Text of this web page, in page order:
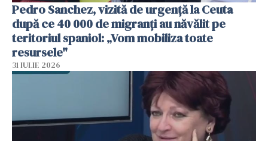
Pedro Sanchez, vizită de urgență la Ceuta
după ce 40 000 de migranți au năvălit pe
teritoriul spaniol: „Vom mobiliza toate
resursele"
31 IULIE 2026